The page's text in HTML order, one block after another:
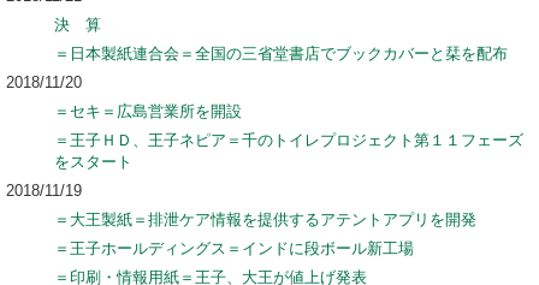
決 算
＝日本製紙連合会＝全国の三省堂書店でブックカバーと栞を配布
2018/11/20
＝セキ＝広島営業所を開設
＝王子ＨＤ、王子ネピア＝千のトイレプロジェクト第１１フェーズ
をスタート
2018/11/19
＝大王製紙＝排泄ケア情報を提供するアテントアプリを開発
＝王子ホールディングス＝インドに段ボール新工場
＝印刷・情報用紙＝王子、大王が値上げ発表